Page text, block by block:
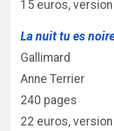
15 euros,
La nuit tu es
Gallimard
Anne Terrier
240 pages
22 euros,